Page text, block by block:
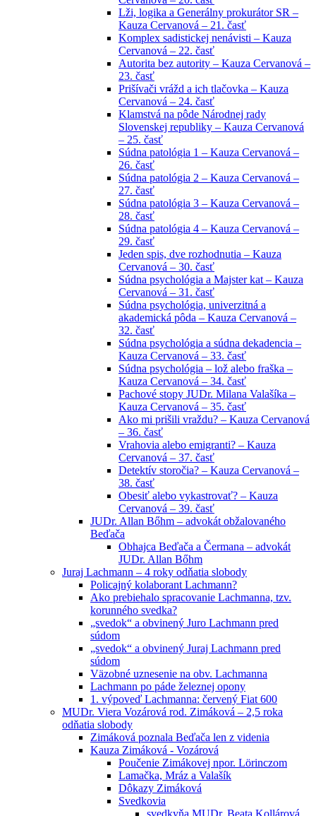
Lži, logika a Generálny prokurátor SR –
Kauza Cervanová – 21. časť
Komplex sadistickej nenávisti – Kauza
Cervanová – 22. časť
Autorita bez autority – Kauza Cervanová –
23. časť
Prišívači vrážd a ich tlačovka – Kauza
Cervanová – 24. časť
Klamstvá na pôde Národnej rady
Slovenskej republiky – Kauza Cervanová
– 25. časť
Súdna patológia 1 – Kauza Cervanová –
26. časť
Súdna patológia 2 – Kauza Cervanová –
27. časť
Súdna patológia 3 – Kauza Cervanová –
28. časť
Súdna patológia 4 – Kauza Cervanová –
29. časť
Jeden spis, dve rozhodnutia – Kauza
Cervanová – 30. časť
Súdna psychológia a Majster kat – Kauza
Cervanová – 31. časť
Súdna psychológia, univerzitná a
akademická pôda – Kauza Cervanová –
32. časť
Súdna psychológia a súdna dekadencia –
Kauza Cervanová – 33. časť
Súdna psychológia – lož alebo fraška –
Kauza Cervanová – 34. časť
Pachové stopy JUDr. Milana Valašíka –
Kauza Cervanová – 35. časť
Ako mi prišili vraždu? – Kauza Cervanová
– 36. časť
Vrahovia alebo emigranti? – Kauza
Cervanová – 37. časť
Detektív storočia? – Kauza Cervanová –
38. časť
Obesiť alebo vykastrovať? – Kauza
Cervanová – 39. časť
JUDr. Allan Bőhm – advokát obžalovaného
Beďača
Obhajca Beďača a Čermana – advokát
JUDr. Allan Bőhm
Juraj Lachmann – 4 roky odňatia slobody
Policajný kolaborant Lachmann?
Ako prebiehalo spracovanie Lachmanna, tzv.
korunného svedka?
„svedok“ a obvinený Juro Lachmann pred
súdom
„svedok“ a obvinený Juraj Lachmann pred
súdom
Väzobné uznesenie na obv. Lachmanna
Lachmann po páde železnej opony
1. výpoveď Lachmanna: červený Fiat 600
MUDr. Viera Vozárová rod. Zimáková – 2,5 roka
odňatia slobody
Zimáková poznala Beďača len z videnia
Kauza Zimáková - Vozárová
Poučenie Zimákovej npor. Lörinczom
Lamačka, Mráz a Valašík
Dôkazy Zimáková
Svedkovia
svedkyňa MUDr. Beata Kollárová